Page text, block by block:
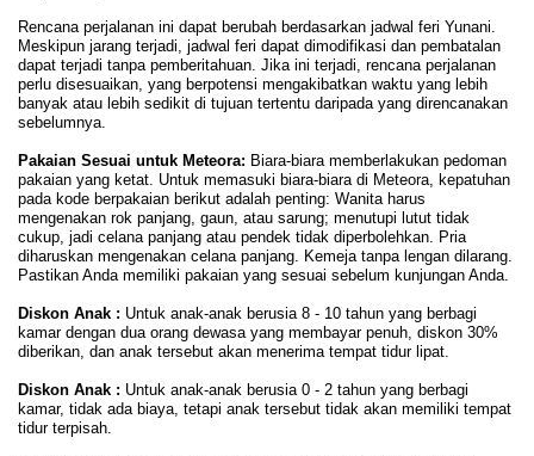
Rencana perjalanan ini dapat berubah berdasarkan jadwal feri Yunani.
Meskipun jarang terjadi, jadwal feri dapat dimodifikasi dan pembatalan
dapat terjadi tanpa pemberitahuan. Jika ini terjadi, rencana perjalanan
perlu disesuaikan, yang berpotensi mengakibatkan waktu yang lebih
banyak atau lebih sedikit di tujuan tertentu daripada yang direncanakan
sebelumnya.
Pakaian Sesuai untuk Meteora: Biara-biara memberlakukan pedoman
pakaian yang ketat. Untuk memasuki biara-biara di Meteora, kepatuhan
pada kode berpakaian berikut adalah penting: Wanita harus
mengenakan rok panjang, gaun, atau sarung; menutupi lutut tidak
cukup, jadi celana panjang atau pendek tidak diperbolehkan. Pria
diharuskan mengenakan celana panjang. Kemeja tanpa lengan dilarang.
Pastikan Anda memiliki pakaian yang sesuai sebelum kunjungan Anda.
Diskon Anak : Untuk anak-anak berusia 8 - 10 tahun yang berbagi
kamar dengan dua orang dewasa yang membayar penuh, diskon 30%
diberikan, dan anak tersebut akan menerima tempat tidur lipat.
Diskon Anak : Untuk anak-anak berusia 0 - 2 tahun yang berbagi
kamar, tidak ada biaya, tetapi anak tersebut tidak akan memiliki tempat
tidur terpisah.